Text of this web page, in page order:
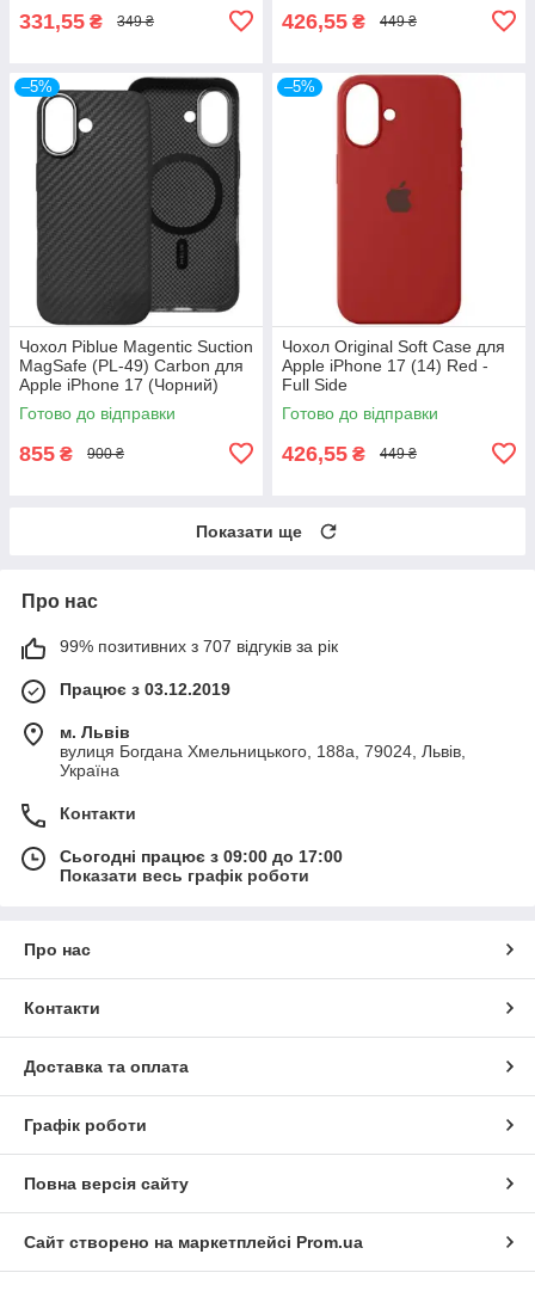
331,55 ₴ 349 ₴ 426,55 ₴ 449 ₴
–5%
Чохол Piblue Magentic Suction
MagSafe (PL-49) Carbon для
Apple iPhone 17 (Чорний)
Готово до відправки
855 ₴ 900 ₴
–5%
Чохол Original Soft Case для
Apple iPhone 17 (14) Red -
Full Side
Готово до відправки
426,55 ₴ 449 ₴
Показати ще
Про нас
99% позитивних з 707 відгуків за рік
Працює з 03.12.2019
м. Львів
вулиця Богдана Хмельницького, 188а, 79024, Львів,
Україна
Контакти
Сьогодні працює з 09:00 до 17:00
Показати весь графік роботи
Про нас
Контакти
Доставка та оплата
Графік роботи
Повна версія сайту
Сайт створено на маркетплейсі Prom.ua